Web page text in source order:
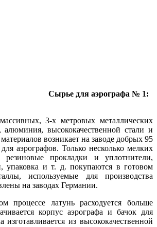
Сырье для аэрографа № 1:
3-х метровых металлических
алюминия, высококачественной стали и
возникает на заводе добрых 95
аэрографов. Только несколько мелких
резиновые прокладки и уплотнители,
упаковка и т. д. покупаются в готовом
используемые для производства
на заводах Германии.
процессе латунь расходуется больше
корпус аэрографа и бачок для
изготавливается из высококачественной